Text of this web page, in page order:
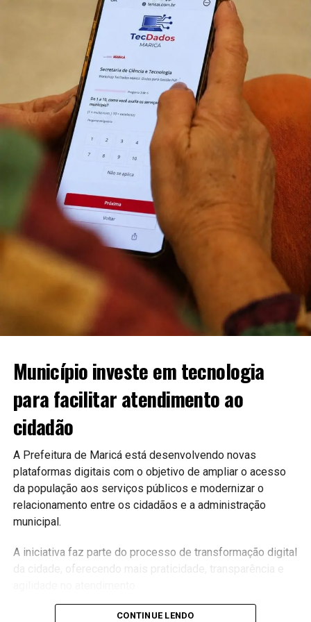
Copa Maricá de Futevôlei, Maricá, Parque Nanci, futevôlei,
esporte de areia, Liga Nacional de Futevôlei, Secretaria de
Esportes, eventos esportivos em Maricá, Maricá Web TV,
competição de futevôlei.
Município investe em tecnologia
para facilitar atendimento ao
cidadão
A Prefeitura de Maricá está desenvolvendo novas
plataformas digitais com o objetivo de ampliar o acesso
da população aos serviços públicos e modernizar o
relacionamento entre os cidadãos e a administração
municipal.
A iniciativa faz parte do processo de transformação digital
da cidade, oferecendo mais praticidade, transparência e
CONTINUE LENDO